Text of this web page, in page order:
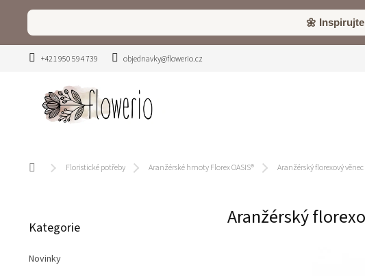
🌼
+421 950 594 739 objednavky@flowerio.cz
Domů Floristické potřeby Aranžérské hmoty Florex OASIS® Aranžérský florexový věnec
s
r
kategorie
Kategorie
Novinky
Aranžérský